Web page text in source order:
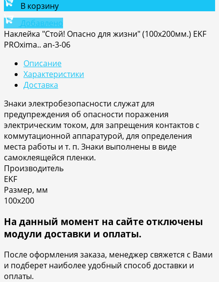
В корзину
Добавлено
Наклейка "Стой! Опасно для жизни" (100х200мм.) EKF
PROxima.. an-3-06
Описание
Характеристики
Доставка
Знаки электробезопасности служат для
предупреждения об опасности поражения
электрическим током, для запрещения контактов с
коммутационной аппаратурой, для определения
места работы и т. п. Знаки выполнены в виде
самоклеящейся пленки.
Производитель
EKF
Размер, мм
100х200
На данный момент на сайте отключены
модули доставки и оплаты.
После оформления заказа, менеджер свяжется с Вами
и подберет наиболее удобный способ доставки и
оплаты.